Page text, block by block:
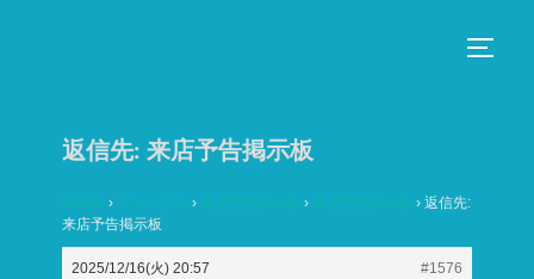
返信先: 来店予告掲示板
HOME › フォーラム › 来店予告掲示板 › 来店予告掲示板 › 返信先:
来店予告掲示板
2025/12/16(火) 20:57
#1576